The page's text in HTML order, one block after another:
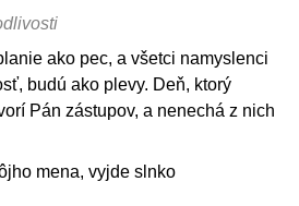
ako pec, a všetci namyslenci
budú ako plevy. Deň, ktorý
Pán zástupov, a nenechá z nich
mena, vyjde slnko